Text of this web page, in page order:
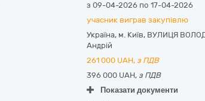
з 09-04-2026 по 17-04-2026
учасник виграв закупівлю
Україна, м. Київ, ВУЛИЦЯ
Андрій
261 000 UAH, з ПДВ
396 000 UAH, з ПДВ
Показати документи